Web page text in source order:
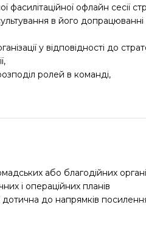
офлайн сесії
в його
у відповідності до
ролей в команді,
або благодійних
і операційних планів
дотична до напрямків